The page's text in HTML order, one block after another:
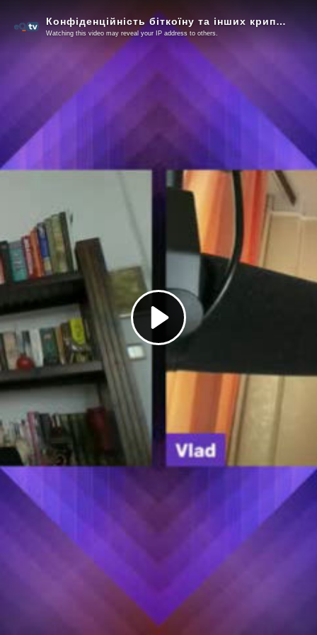
Play
Video
Конфіденційність біткоїну та інших криптовалют
Watching this video may reveal your IP address to others.